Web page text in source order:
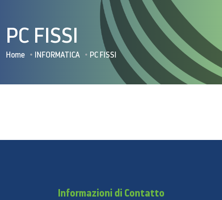
PC FISSI
Home INFORMATICA PC FISSI
Informazioni di Contatto